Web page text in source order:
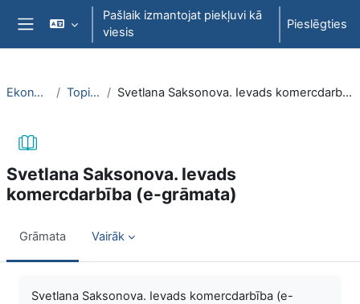
Atvērt galveno saturu
Sānu panelis
Pašlaik izmantojat piekļuvi kā
viesis
Pieslēgties
EkonT000 Topic 23 Svetlana Saksonova. Ievads komercdarbība (e-grāmata)
Svetlana Saksonova. Ievads
komercdarbība (e-grāmata)
Grāmata Vairāk
Svetlana Saksonova. Ievads komercdarbība (e-